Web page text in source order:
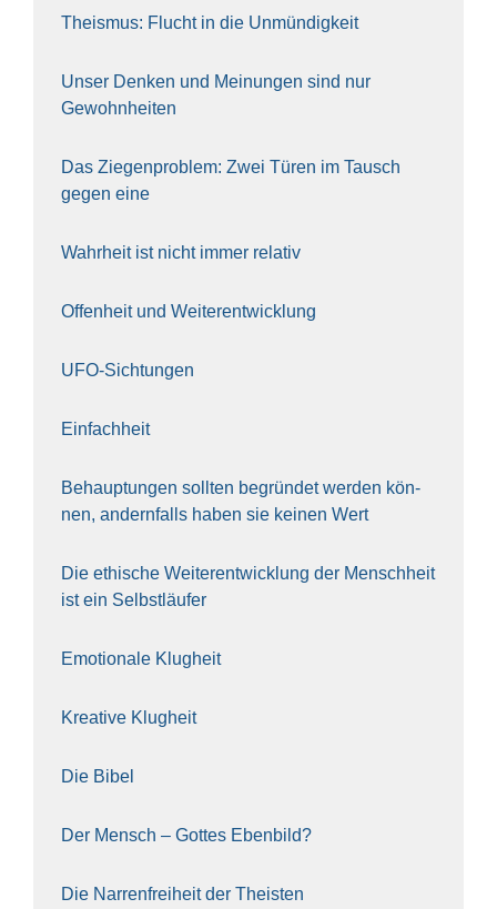
The­is­mus: Flucht in die Unmün­dig­keit
Unser Den­ken und Mei­nun­gen sind nur
Gewohn­hei­ten
Das Zie­gen­pro­blem: Zwei Türen im Tausch
gegen eine
Wahr­heit ist nicht immer rela­tiv
Offen­heit und Wei­ter­ent­wick­lung
UFO-Sich­tun­gen
Ein­fach­heit
Behaup­tun­gen soll­ten begrün­det wer­den kön­
nen, andern­falls haben sie kei­nen Wert
Die ethi­sche Wei­ter­ent­wick­lung der Mensch­heit
ist ein Selbst­läu­fer
Emo­tio­na­le Klug­heit
Krea­ti­ve Klug­heit
Die Bibel
Der Mensch – Got­tes Eben­bild?
Die Nar­ren­frei­heit der The­is­ten